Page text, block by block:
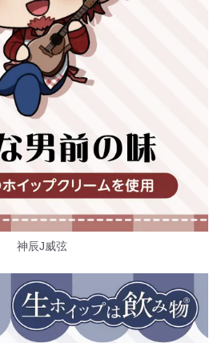
神辰J威弦